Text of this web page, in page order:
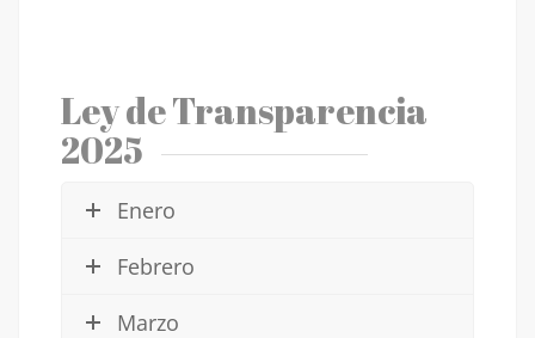
Ley de Transparencia
2025
Enero
Febrero
Marzo